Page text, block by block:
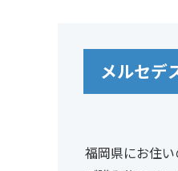
メルセデ
福岡県にお住